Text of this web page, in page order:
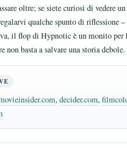
oltre; se siete curiosi di vedere
qualche spunto di riflessione
il flop di Hypnotic è un monito per
non basta a salvare una storia debole.
, decider.com,